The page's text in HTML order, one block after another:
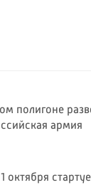
полигоне
армия
октября